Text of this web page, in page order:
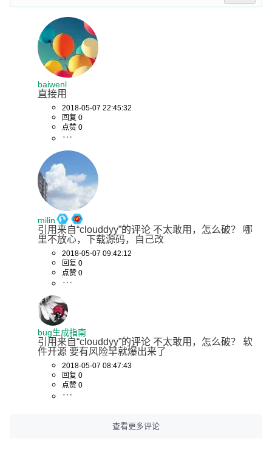
baiwenl
直接用
2018-05-07 22:45:32
回复 0
点赞 0
milin
引用来自“clouddyy”的评论 不太敢用，怎么破？ 哪
里不放心，下载源码，自己改
2018-05-07 09:42:12
回复 0
点赞 0
bug生成指南
引用来自“clouddyy”的评论 不太敢用，怎么破？ 软
件开源 要有风险早就爆出来了
2018-05-07 08:47:43
回复 0
点赞 0
查看更多评论